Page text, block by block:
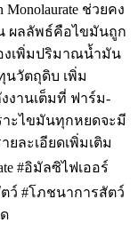
ช่วยคง
ผลลัพธ์คือไขมันถูก
งเพิ่มปริมาณน้ำมัน
นวัตถุดิบ เพิ่ม
งานเต็มที่ ฟาร์ม-
าะไขมันทุกหยดจะมี
ยละเอียดเพิ่มเติม
#อิมัลซิไฟเออร์
ตว์ #โภชนาการสัตว์